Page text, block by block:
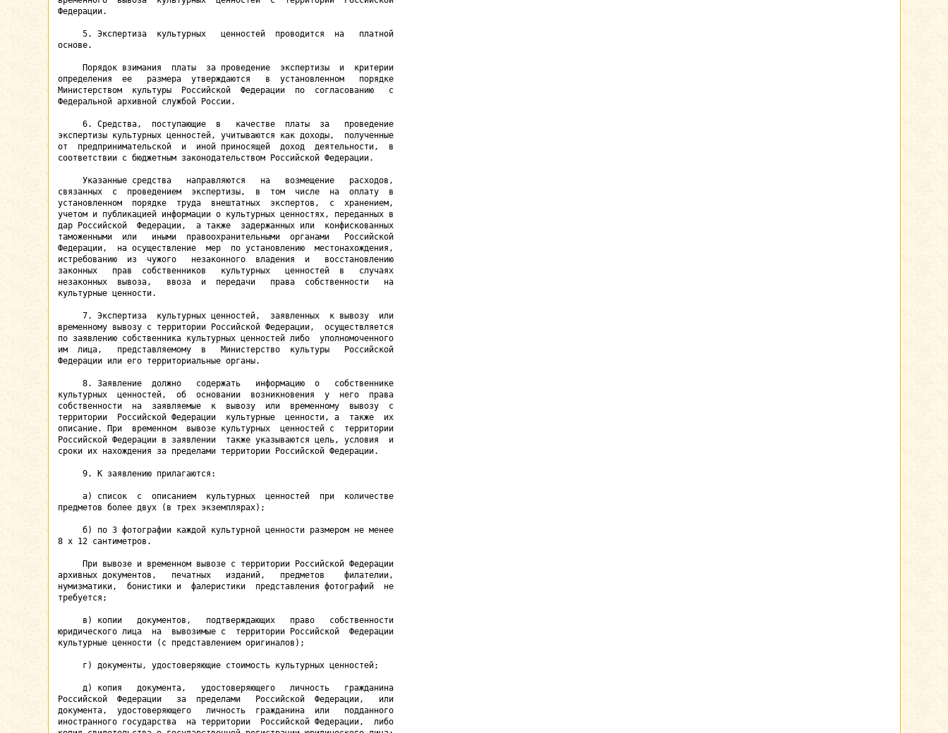
Федерации.
     5. Экспертиза  культурных   ценностей  проводится  на   платной
основе.
     Порядок взимания  платы  за проведение  экспертизы  и  критерии
определения  ее   размера  утверждаются   в  установленном   порядке
Министерством  культуры  Российской  Федерации  по  согласованию   с
Федеральной архивной службой России.
     6. Средства,  поступающие  в   качестве  платы  за   проведение
экспертизы культурных ценностей, учитываются как доходы,  полученные
от  предпринимательской  и  иной приносящей  доход  деятельности,  в
соответствии с бюджетным законодательством Российской Федерации.
     Указанные средства   направляются   на   возмещение   расходов,
связанных  с  проведением  экспертизы,  в  том  числе  на  оплату  в
установленном  порядке  труда  внештатных  экспертов,  с  хранением,
учетом и публикацией информации о культурных ценностях, переданных в
дар Российской  Федерации,  а также  задержанных или  конфискованных
таможенными  или   иными  правоохранительными  органами   Российской
Федерации,  на осуществление  мер  по установлению  местонахождения,
истребованию  из  чужого   незаконного  владения  и   восстановлению
законных   прав  собственников   культурных   ценностей  в   случаях
незаконных  вывоза,   ввоза  и  передачи   права  собственности   на
культурные ценности.
     7. Экспертиза  культурных ценностей,  заявленных  к вывозу  или
временному вывозу с территории Российской Федерации,  осуществляется
по заявлению собственника культурных ценностей либо  уполномоченного
им  лица,   представляемому  в   Министерство  культуры   Российской
Федерации или его территориальные органы.
     8. Заявление  должно   содержать   информацию  о   собственнике
культурных  ценностей,  об  основании  возникновения  у  него  права
собственности  на  заявляемые  к  вывозу  или  временному  вывозу  с
территории  Российской Федерации  культурные  ценности, а  также  их
описание. При  временном  вывозе культурных  ценностей с  территории
Российской Федерации в заявлении  также указываются цель, условия  и
сроки их нахождения за пределами территории Российской Федерации.
     9. К заявлению прилагаются:
     а) список  с  описанием  культурных  ценностей  при  количестве
предметов более двух (в трех экземплярах);
     б) по 3 фотографии каждой культурной ценности размером не менее
8 х 12 сантиметров.
     При вывозе и временном вывозе с территории Российской Федерации
архивных документов,   печатных   изданий,   предметов    филателии,
нумизматики,  бонистики и  фалеристики  представления фотографий  не
требуется;
     в) копии   документов,   подтверждающих   право   собственности
юридического лица  на  вывозимые с  территории Российской  Федерации
культурные ценности (с представлением оригиналов);
     г) документы, удостоверяющие стоимость культурных ценностей;
     д) копия   документа,   удостоверяющего   личность   гражданина
Российской  Федерации   за  пределами   Российской  Федерации,   или
документа,  удостоверяющего   личность  гражданина  или   подданного
иностранного государства  на территории  Российской Федерации,  либо